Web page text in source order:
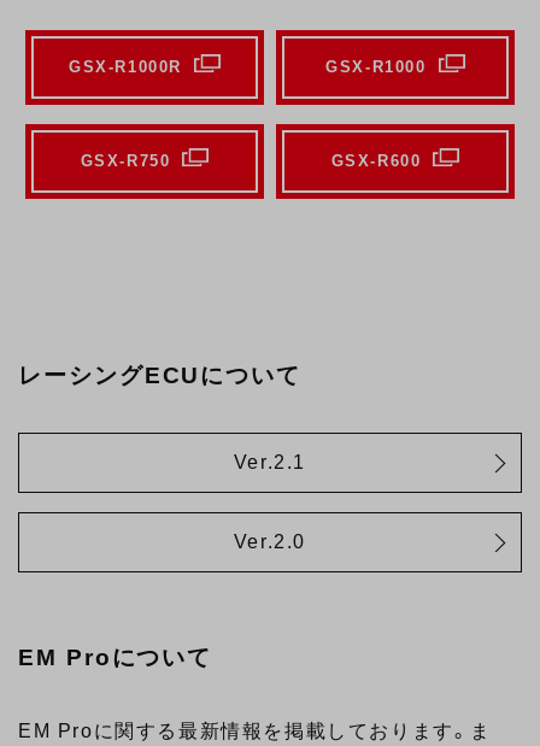
GSX-R1000R GSX-R1000
GSX-R750 GSX-R600
レーシングECUについて
Ver.2.1
Ver.2.0
EM Proについて
EM Proに関する最新情報を掲載しております。ま